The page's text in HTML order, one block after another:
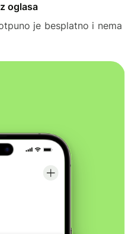
oglasa
je besplatno i nema